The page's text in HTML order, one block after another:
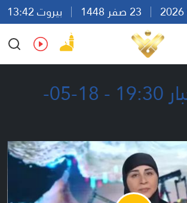
بيروت 13:42
Ar
En Fr Es
نشرة أخبار 19:30 - 18-05-